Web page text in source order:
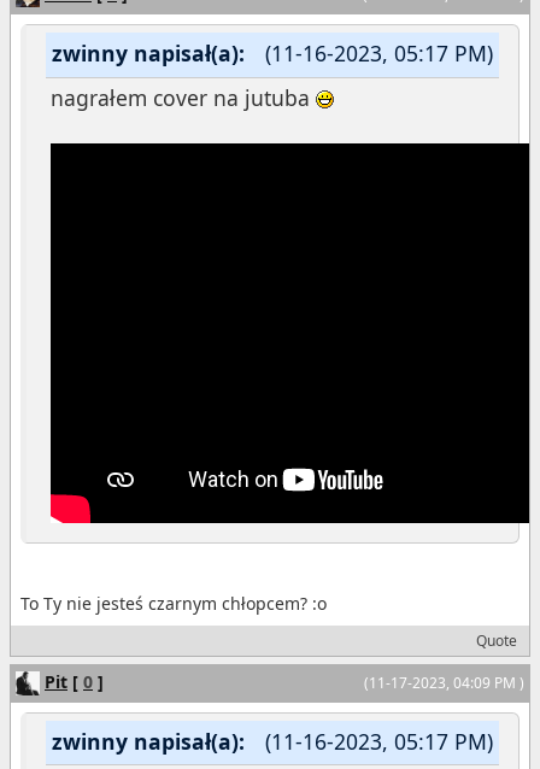
(11-16-2023, 05:17 PM)
zwinny napisał(a):
nagrałem cover na jutuba
To Ty nie jesteś czarnym chłopcem? :o
Quote
(11-17-2023, 04:09 PM )
Pit [ 0 ]
(11-16-2023, 05:17 PM)
zwinny napisał(a):